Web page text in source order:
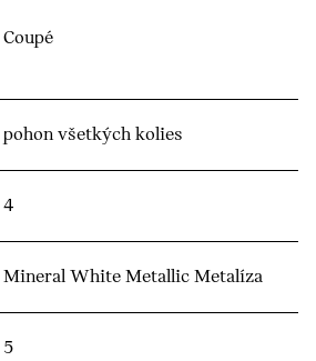
Coupé
pohon všetkých kolies
4
Mineral White Metallic Metalíza
5